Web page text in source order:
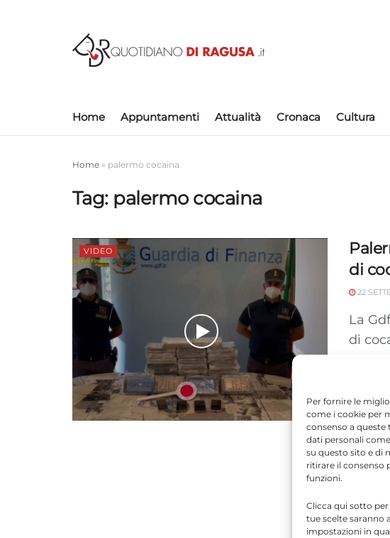
Per fornire le
come i cookie per
consenso a
dati personali
su questo sito e di
ritirare il consenso
funzioni.
Clicca qui sotto
tue scelte saranno
impostazioni in
Home Appuntamenti Attualità Cronaca Cultura
Home » palermo cocaina
Tag: palermo cocaina
VIDEO
di
22
La
di